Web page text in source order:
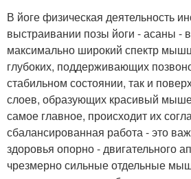
В йоге физическая деятельность
выстраивании позы йоги - асаны -
максимально широкий спектр
глубоких, поддерживающих
стабильном состоянии, так и
слоев, образующих красивый
самое главное, происходит их
сбалансированная работа - это
здоровья опорно - двигательного
чрезмерно сильные отдельные